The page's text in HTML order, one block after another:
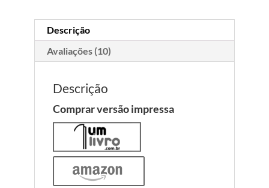
Descrição
Avaliações (10)
Descrição
Comprar versão impressa